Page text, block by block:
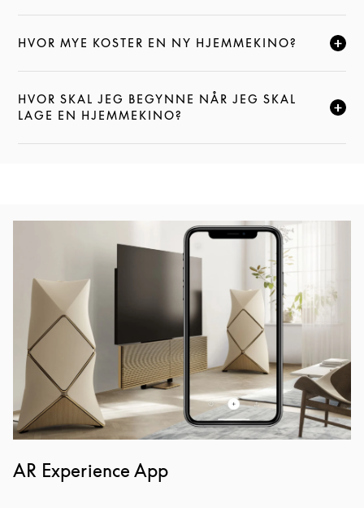
HVOR MYE KOSTER EN NY HJEMMEKINO?
CLICK TO EXPAND THIS DESCRIPTION AND
HVOR SKAL JEG BEGYNNE NÅR JEG SKAL
LAGE EN HJEMMEKINO?
CLICK TO EXPAND THIS DESCRIPTION AND
AR Experience App